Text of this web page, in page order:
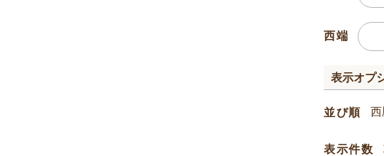
西端
表示オプ
並び順
表示件数